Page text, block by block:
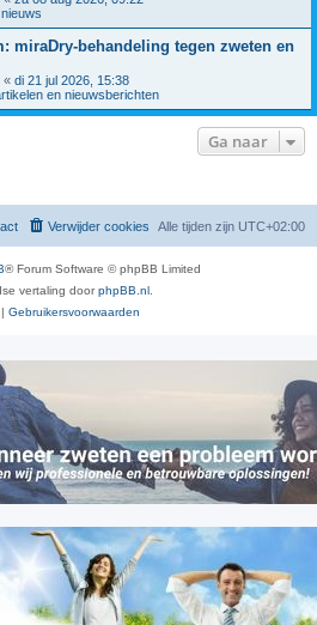
miraDry-behandeling tegen zweten en
« di 21 jul 2026, 15:38
en nieuwsberichten
Ga naar
Alle tijden zijn UTC+02:00
Verwijder cookies
® Forum Software © phpBB Limited
vertaling doorphpBB.nl
| Gebruikersvoorwaarden